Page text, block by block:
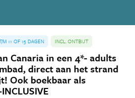
M 11 OF 15 DAGEN INCL. ONTBIJT
Canaria in een 4*- adults
direct aan het strand
Ook boekbaar als